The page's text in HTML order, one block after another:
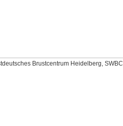
Brustcentrum Heidelberg, SWBC